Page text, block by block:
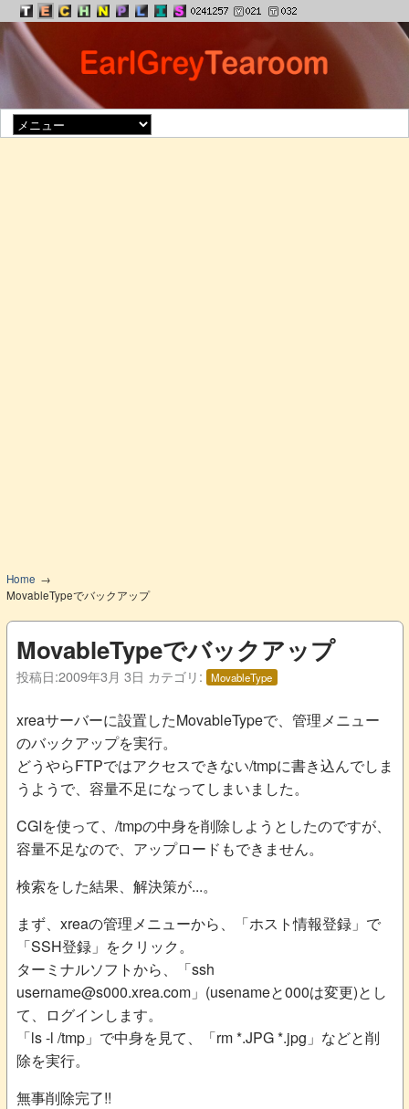
Home
MovableTypeでバックアップ
MovableTypeでバックアップ
投稿日:2009年3月 3日 カテゴリ: MovableType
xreaサーバーに設置したMovableTypeで、管理メニュー
のバックアップを実行。
どうやらFTPではアクセスできない/tmpに書き込んでしま
うようで、容量不足になってしまいました。
CGIを使って、/tmpの中身を削除しようとしたのですが、
容量不足なので、アップロードもできません。
検索をした結果、解決策が...。
まず、xreaの管理メニューから、「ホスト情報登録」で
「SSH登録」をクリック。
ターミナルソフトから、「ssh
username@s000.xrea.com」(usenameと000は変更)とし
て、ログインします。
「ls -l /tmp」で中身を見て、「rm *.JPG *.jpg」などと削
除を実行。
無事削除完了!!